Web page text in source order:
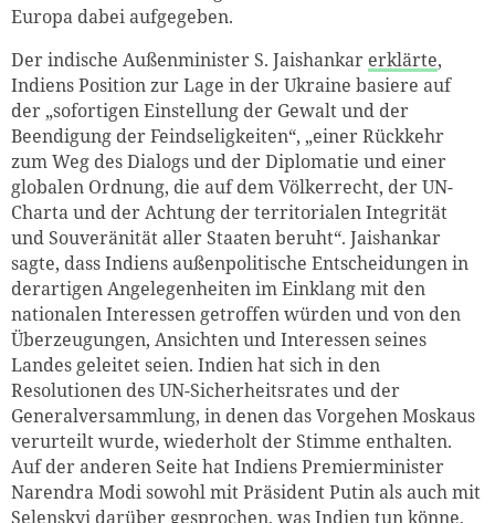
Europa dabei aufgegeben.
Der indische Außenminister S. Jaishankar erklärte,
Indiens Position zur Lage in der Ukraine basiere auf
der „sofortigen Einstellung der Gewalt und der
Beendigung der Feindseligkeiten“, „einer Rückkehr
zum Weg des Dialogs und der Diplomatie und einer
globalen Ordnung, die auf dem Völkerrecht, der UN-
Charta und der Achtung der territorialen Integrität
und Souveränität aller Staaten beruht“. Jaishankar
sagte, dass Indiens außenpolitische Entscheidungen in
derartigen Angelegenheiten im Einklang mit den
nationalen Interessen getroffen würden und von den
Überzeugungen, Ansichten und Interessen seines
Landes geleitet seien. Indien hat sich in den
Resolutionen des UN-Sicherheitsrates und der
Generalversammlung, in denen das Vorgehen Moskaus
verurteilt wurde, wiederholt der Stimme enthalten.
Auf der anderen Seite hat Indiens Premierminister
Narendra Modi sowohl mit Präsident Putin als auch mit
Selenskyi darüber gesprochen, was Indien tun könne,